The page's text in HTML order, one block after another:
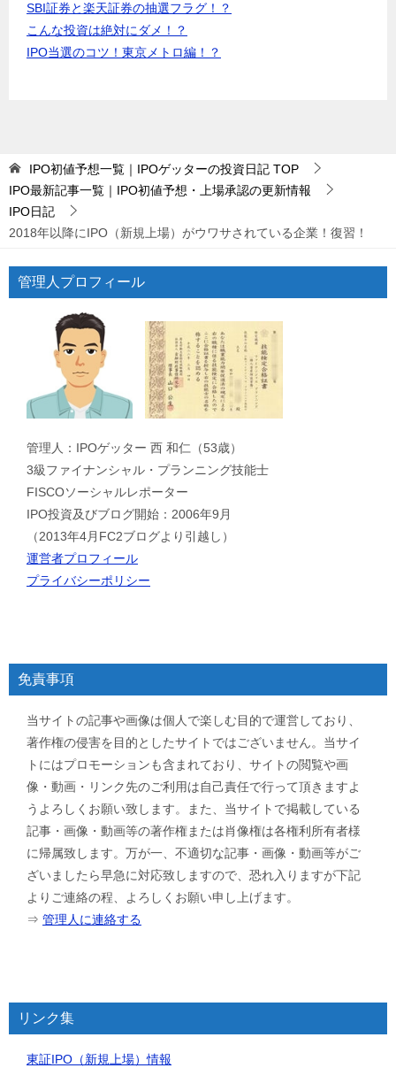
SBI証券と楽天証券の抽選フラグ！？
こんな投資は絶対にダメ！？
IPO当選のコツ！東京メトロ編！？
IPO初値予想一覧｜IPOゲッターの投資日記 TOP
IPO最新記事一覧｜IPO初値予想・上場承認の更新情報
IPO日記
2018年以降にIPO（新規上場）がウワサされている企業！復習！
管理人プロフィール
管理人：IPOゲッター 西 和仁（53歳）
3級ファイナンシャル・プランニング技能士
FISCOソーシャルレポーター
IPO投資及びブログ開始：2006年9月
（2013年4月FC2ブログより引越し）
運営者プロフィール
プライバシーポリシー
免責事項
当サイトの記事や画像は個人で楽しむ目的で運営しており、
著作権の侵害を目的としたサイトではございません。当サイ
トにはプロモーションも含まれており、サイトの閲覧や画
像・動画・リンク先のご利用は自己責任で行って頂きますよ
うよろしくお願い致します。また、当サイトで掲載している
記事・画像・動画等の著作権または肖像権は各権利所有者様
に帰属致します。万が一、不適切な記事・画像・動画等がご
ざいましたら早急に対応致しますので、恐れ入りますが下記
よりご連絡の程、よろしくお願い申し上げます。
⇒ 管理人に連絡する
リンク集
東証IPO（新規上場）情報